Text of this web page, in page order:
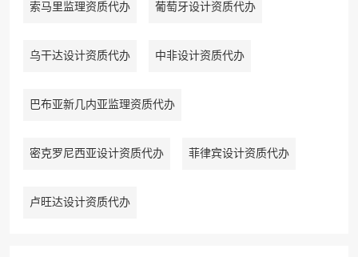
索马里监理资质代办 葡萄牙设计资质代办
乌干达设计资质代办 中非设计资质代办
巴布亚新几内亚监理资质代办
密克罗尼西亚设计资质代办 菲律宾设计资质代办
卢旺达设计资质代办